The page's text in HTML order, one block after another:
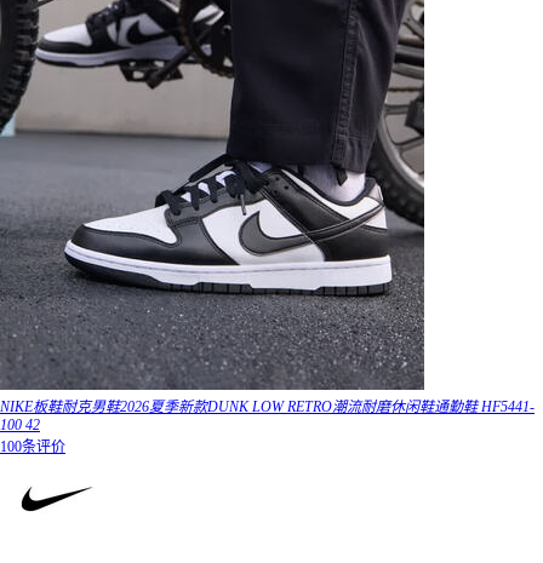
NIKE板鞋耐克男鞋2026夏季新款DUNK LOW RETRO潮流耐磨休闲鞋通勤鞋 HF5441-
100 42
100条评价